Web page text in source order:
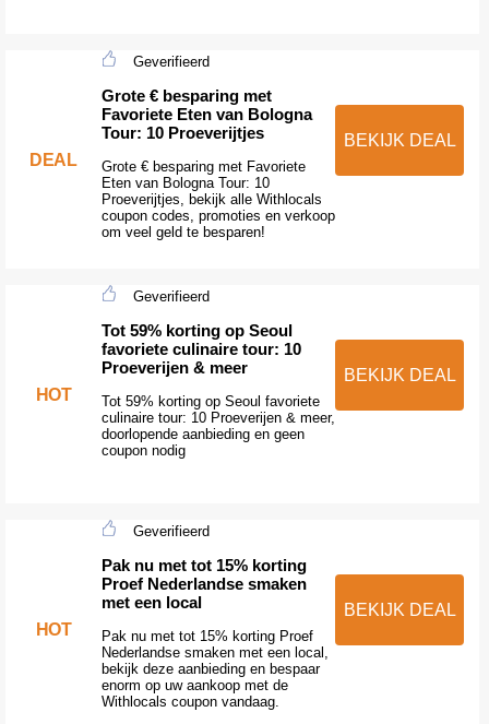
DEAL
Geverifieerd
Grote € besparing met
Favoriete Eten van Bologna
Tour: 10 Proeverijtjes
Grote € besparing met Favoriete
Eten van Bologna Tour: 10
Proeverijtjes, bekijk alle Withlocals
coupon codes, promoties en verkoop
om veel geld te besparen!
BEKIJK DEAL
HOT
Geverifieerd
Tot 59% korting op Seoul
favoriete culinaire tour: 10
Proeverijen & meer
Tot 59% korting op Seoul favoriete
culinaire tour: 10 Proeverijen & meer,
doorlopende aanbieding en geen
coupon nodig
BEKIJK DEAL
HOT
Geverifieerd
Pak nu met tot 15% korting
Proef Nederlandse smaken
met een local
Pak nu met tot 15% korting Proef
Nederlandse smaken met een local,
bekijk deze aanbieding en bespaar
enorm op uw aankoop met de
Withlocals coupon vandaag.
BEKIJK DEAL